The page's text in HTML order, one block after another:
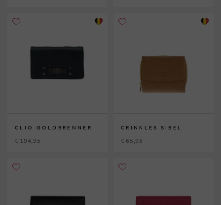
CLIO GOLDBRENNER
€ 194,95
CRINKLES SIBEL
€ 65,95